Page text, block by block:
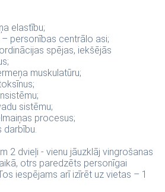
elastību;
personības centrālo asi;
spējas, iekšējās
muskulatūru;
sistēmu;
procesus;
darbību.
2 dvieļi - vienu jāuzklāj vingrošanas
otrs paredzēts personīgai
iespējams arī izīrēt uz vietas – 1